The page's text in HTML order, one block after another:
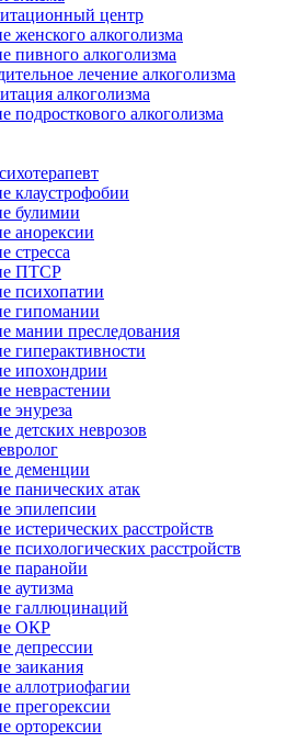
центр
женского алкоголизма
пивного алкоголизма
лечение алкоголизма
алкоголизма
подросткового алкоголизма
клаустрофобии
булимии
анорексии
стресса
ПТСР
психопатии
гипомании
мании преследования
гиперактивности
ипохондрии
неврастении
энуреза
детских неврозов
деменции
панических атак
эпилепсии
истерических расстройств
психологических расстройств
паранойи
аутизма
галлюцинаций
ОКР
депрессии
заикания
аллотриофагии
прегорексии
орторексии